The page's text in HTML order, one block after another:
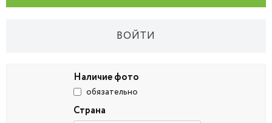
ВОЙТИ
Наличие фото
обязательно
Страна